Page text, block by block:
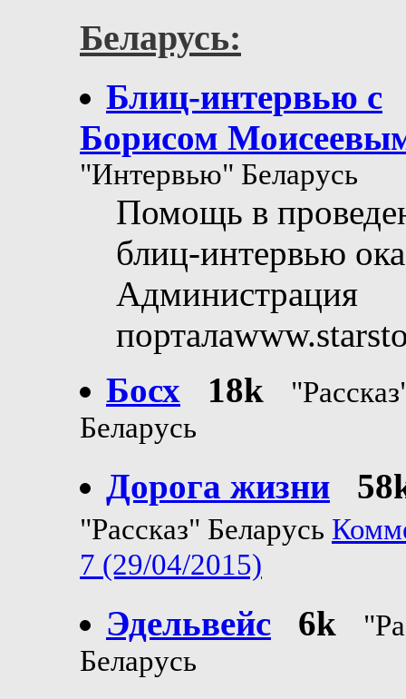
Беларусь:
Блиц-интервью с
Борисом
"Интервью" Беларусь
Помощь в
блиц-интервью
Администрация
Босх
18k
Беларусь
Дорога жизни
"Рассказ" Беларусь
7 (29/04/2015)
Эдельвейс
6k
Беларусь